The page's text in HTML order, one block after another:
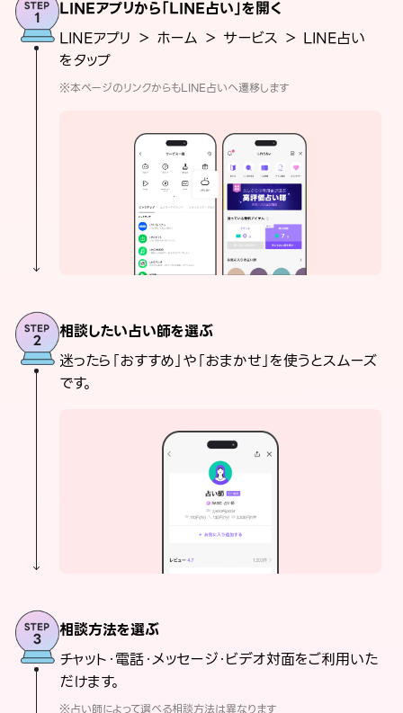
LINEアプリから「LINE占い」を開く
LINEアプリ ＞ ホーム ＞ サービス ＞ LINE占い
をタップ
※本ページのリンクからもLINE占いへ遷移します
相談したい占い師を選ぶ
迷ったら「おすすめ」や「おまかせ」を使うとスムーズ
です。
相談方法を選ぶ
チャット・電話・メッセージ・ビデオ対面をご利用いた
だけます。
※占い師によって選べる相談方法は異なります